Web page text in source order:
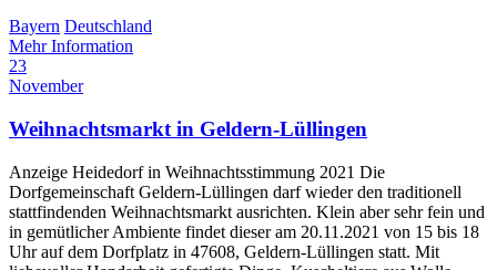
Bayern Deutschland
Mehr Information
23
November
Weihnachtsmarkt in Geldern-Lüllingen
Anzeige Heidedorf in Weihnachtsstimmung 2021 Die
Dorfgemeinschaft Geldern-Lüllingen darf wieder den traditionell
stattfindenden Weihnachtsmarkt ausrichten. Klein aber sehr fein und
in gemütlicher Ambiente findet dieser am 20.11.2021 von 15 bis 18
Uhr auf dem Dorfplatz in 47608, Geldern-Lüllingen statt. Mit